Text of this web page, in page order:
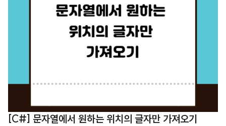
[C#] 문자열에서 원하는 위치의 글자만 가져오기